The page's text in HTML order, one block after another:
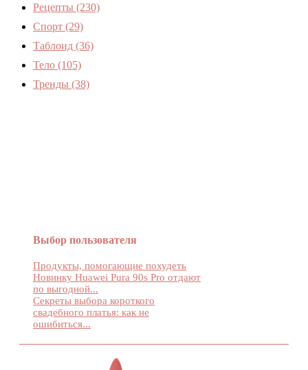
Рецепты (230)
Спорт (29)
Таблоид (36)
Тело (105)
Тренды (38)
Выбор пользователя
Продукты, помогающие похудеть
Новинку Huawei Pura 90s Pro отдают
по выгодной...
Секреты выбора короткого
свадебного платья: как не
ошибиться...